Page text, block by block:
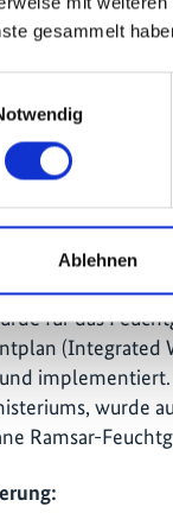
gesammelt
Ablehnen
Sohra,
für
von zuvor
für die
und
außerdem
langen
für das
(Integrated
implementiert.
wurde
Ramsar-